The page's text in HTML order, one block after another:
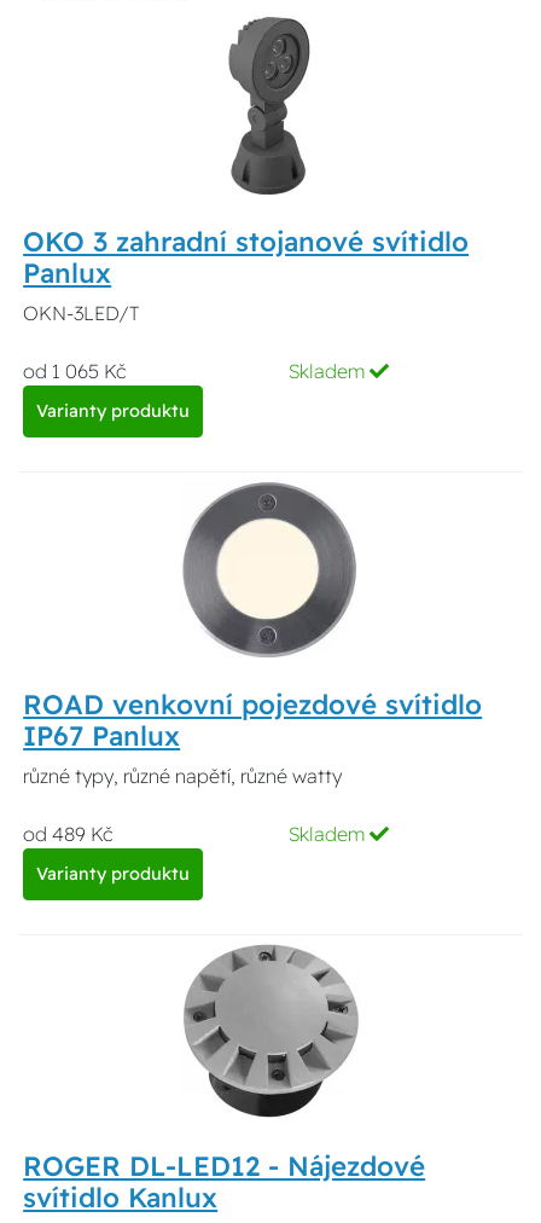
OKO 3 zahradní stojanové svítidlo
Panlux
OKN-3LED/T
od 1 065 Kč Skladem
Varianty produktu
ROAD venkovní pojezdové svítidlo
IP67 Panlux
různé typy, různé napětí, různé watty
od 489 Kč Skladem
Varianty produktu
ROGER DL-LED12 - Nájezdové
svítidlo Kanlux